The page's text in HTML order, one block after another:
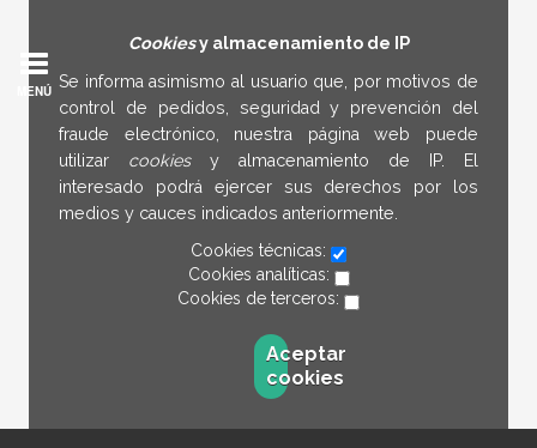
Cookiesy almacenamiento de IP
Se informa asimismo al usuario que, por motivos de
control de pedidos, seguridad y prevención del
fraude electrónico, nuestra página web puede
utilizar cookies y almacenamiento de IP. El
interesado podrá ejercer sus derechos por los
medios y cauces indicados anteriormente.
Cookies técnicas:
Cookies analíticas:
Cookies de terceros:
Aceptar
cookies
MENÚ